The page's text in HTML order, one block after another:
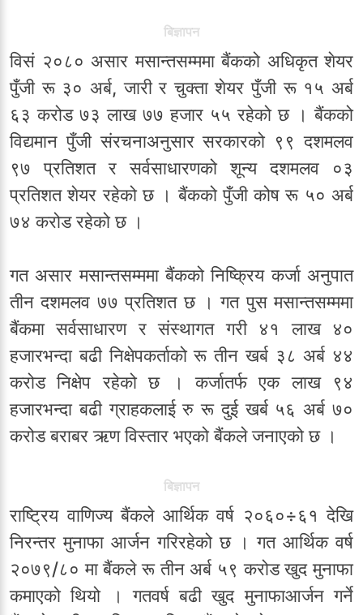
बिज्ञापन
विसं २०८० असार मसान्तसम्ममा बैंकको अधिकृत शेयर
पुँजी रू ३० अर्ब, जारी र चुक्ता शेयर पुँजी रू १५ अर्ब
६३ करोड ७३ लाख ७७ हजार ५५ रहेको छ । बैंकको
विद्यमान पुँजी संरचनाअनुसार सरकारको ९९ दशमलव
९७ प्रतिशत र सर्वसाधारणको शून्य दशमलव ०३
प्रतिशत शेयर रहेको छ । बैंकको पुँजी कोष रू ५० अर्ब
७४ करोड रहेको छ ।
गत असार मसान्तसम्ममा बैंकको निष्क्रिय कर्जा अनुपात
तीन दशमलव ७७ प्रतिशत छ । गत पुस मसान्तसम्ममा
बैंकमा सर्वसाधारण र संस्थागत गरी ४१ लाख ४०
हजारभन्दा बढी निक्षेपकर्ताको रू तीन खर्ब ३८ अर्ब ४४
करोड निक्षेप रहेको छ । कर्जातर्फ एक लाख ९४
हजारभन्दा बढी ग्राहकलाई रु रू दुई खर्ब ५६ अर्ब ७०
करोड बराबर ऋण विस्तार भएको बैंकले जनाएको छ ।
बिज्ञापन
राष्ट्रिय वाणिज्य बैंकले आर्थिक वर्ष २०६०÷६१ देखि
निरन्तर मुनाफा आर्जन गरिरहेको छ । गत आर्थिक वर्ष
२०७९/८० मा बैंकले रू तीन अर्ब ५९ करोड खुद मुनाफा
कमाएको थियो । गतवर्ष बढी खुद मुनाफाआर्जन गर्ने